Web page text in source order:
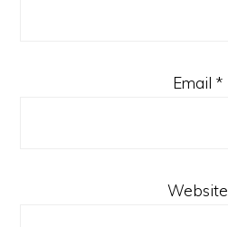
Email *
Website